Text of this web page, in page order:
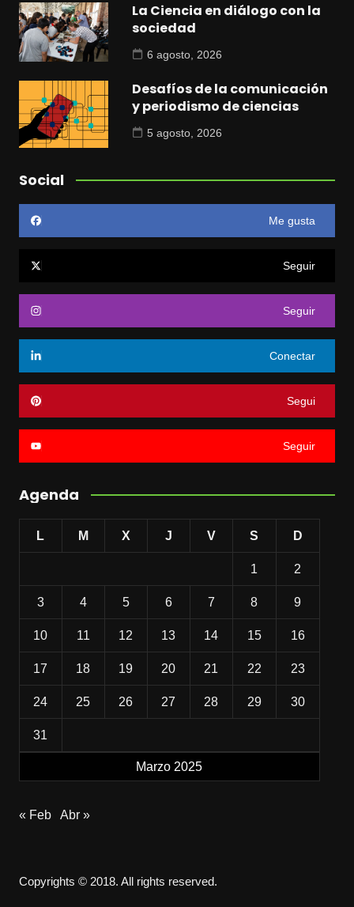
La Ciencia en diálogo con la
sociedad
6 agosto, 2026
Desafíos de la comunicación
y periodismo de ciencias
5 agosto, 2026
Social
Me gusta
Seguir
Seguir
Conectar
Segui
Seguir
Agenda
Marzo 2025
L M X J V S D
1 2
3 4 5 6 7 8 9
10 11 12 13 14 15 16
17 18 19 20 21 22 23
24 25 26 27 28 29 30
31
« Feb Abr »
Copyrights © 2018. All rights reserved.